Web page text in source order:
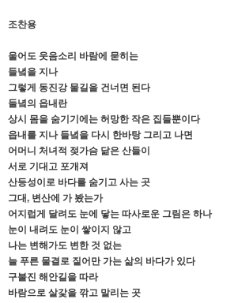
조찬용
울어도 웃음소리 바람에 묻히는
들녘을 지나
그렇게 동진강 물길을 건너면 된다
들녘의 읍내란
상시 몸을 숨기기에는 허망한 작은 집들뿐이다
읍내를 지나 들녘을 다시 한바탕 그리고 나면
어머니 처녀적 젖가슴 닮은 산들이
서로 기대고 포개져
산등성이로 바다를 숨기고 사는 곳
그대, 변산에 가 봤는가
어지럽게 달려도 눈에 닿는 따사로운 그림은 하나
눈이 내려도 눈이 쌓이지 않고
나는 변해가도 변한 것 없는
늘 푸른 물결로 짙어만 가는 삶의 바다가 있다
구불진 해안길을 따라
바람으로 살갗을 깎고 말리는 곳